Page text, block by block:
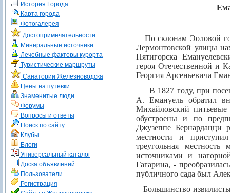
История Города
Карта города
Фотогалерея
Достопримечательности
Минеральные источники
Лечебные факторы курорта
Туристические маршруты
Санатории Железноводска
Цены на путевки
Знаменитые люди
Форумы
Вопросы и ответы
Поиск по сайту
Клубы
Блоги
Универсальный каталог
Доска объявлений
Пользователи
Регистрация
По склонам Эоловой
Лермонтовской улицы
Пятигорска
героя Отечественной и
Георгия Арсеньевича
В 1827 году, при
А. Емануель обратил
Михайловский
обустроены и по
Джузеппе Бернардацци
местности и
треугольная
источниками и
Гагарина, -
публичного сада был
Большинство